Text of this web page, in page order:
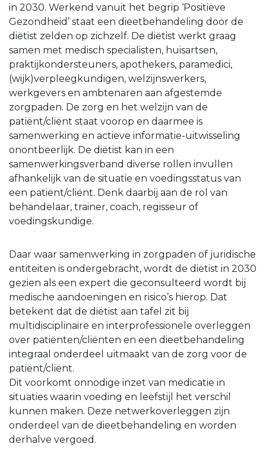
in 2030. Werkend vanuit het begrip ‘Positieve
Gezondheid’ staat een dieetbehandeling door de
diëtist zelden op zichzelf. De diëtist werkt graag
samen met medisch specialisten, huisartsen,
praktijkondersteuners, apothekers, paramedici,
(wijk)verpleegkundigen, welzijnswerkers,
werkgevers en ambtenaren aan afgestemde
zorgpaden. De zorg en het welzijn van de
patiënt/cliënt staat voorop en daarmee is
samenwerking en actieve informatie-uitwisseling
onontbeerlijk. De diëtist kan in een
samenwerkingsverband diverse rollen invullen
afhankelijk van de situatie en voedingsstatus van
een patiënt/cliënt. Denk daarbij aan de rol van
behandelaar, trainer, coach, regisseur of
voedingskundige.
Daar waar samenwerking in zorgpaden of juridische
entiteiten is ondergebracht, wordt de diëtist in 2030
gezien als een expert die geconsulteerd wordt bij
medische aandoeningen en risico’s hierop. Dat
betekent dat de diëtist aan tafel zit bij
multidisciplinaire en interprofessionele overleggen
over patiënten/cliënten en een dieetbehandeling
integraal onderdeel uitmaakt van de zorg voor de
patiënt/cliënt.
Dit voorkomt onnodige inzet van medicatie in
situaties waarin voeding en leefstijl het verschil
kunnen maken. Deze netwerkoverleggen zijn
onderdeel van de dieetbehandeling en worden
derhalve vergoed.